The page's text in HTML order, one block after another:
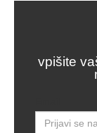
vpišite